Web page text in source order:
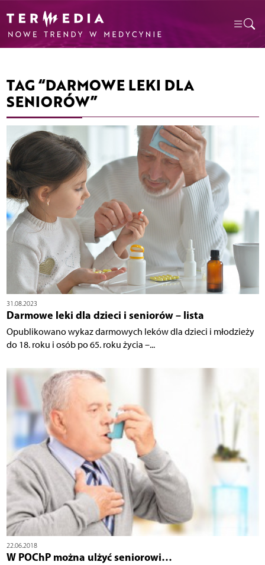
TAG “DARMOWE LEKI DLA
SENIORÓW”
31.08.2023
Darmowe leki dla dzieci i seniorów – lista
Opublikowano wykaz darmowych leków dla dzieci i młodzieży
do 18. roku i osób po 65. roku życia –...
22.06.2018
W POChP można ulżyć seniorowi…